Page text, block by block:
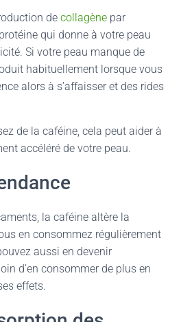
de collagène par
qui donne à votre peau
Si votre peau manque de
habituellement lorsque vous
alors à s’affaisser et des rides
de la caféine, cela peut aider à
accéléré de votre peau.
la caféine altère la
en consommez régulièrement
aussi en devenir
d’en consommer de plus en
effets.